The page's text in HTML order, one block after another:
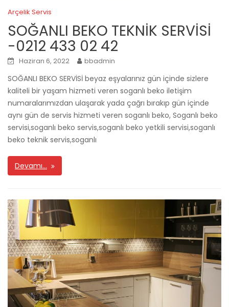
Arçelik Servis
SOĞANLI BEKO TEKNİK SERVİSİ
-0212 433 02 42
Haziran 6, 2022 bbadmin
SOĞANLI BEKO SERVİSİ beyaz eşyalarınız gün içinde sizlere
kaliteli bir yaşam hizmeti veren soganlı beko iletişim
numaralarımızdan ulaşarak yada çağrı bırakıp gün içinde
aynı gün de servis hizmeti veren soganlı beko, Soganlı beko
servisi,soganlı beko servis,soganlı beko yetkili servisi,soganlı
beko teknik servis,soganlı
Devamı…